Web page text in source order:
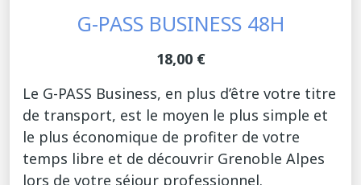
G-PASS BUSINESS 48H
18,00 €
Le G-PASS Business, en plus d’être votre titre
de transport, est le moyen le plus simple et
le plus économique de profiter de votre
temps libre et de découvrir Grenoble Alpes
lors de votre séjour professionnel.